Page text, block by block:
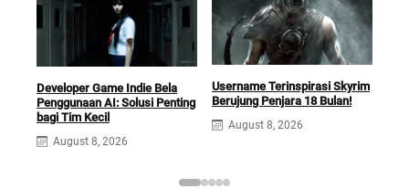
Developer Game Indie Bela
Penggunaan AI: Solusi Penting
bagi Tim Kecil
August 8, 2026
Username Terinspirasi Skyrim
Berujung Penjara 18 Bulan!
August 8, 2026